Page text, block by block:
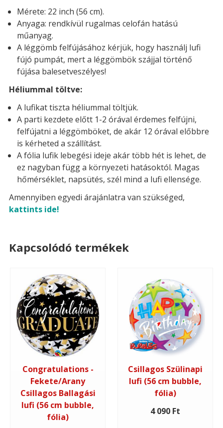
Mérete: 22 inch (56 cm).
Anyaga: rendkívül rugalmas celofán hatású
műanyag.
A léggömb felfújásához kérjük, hogy használj lufi
fújó pumpát, mert a léggömbök szájjal történő
fújása balesetveszélyes!
Héliummal töltve:
A lufikat tiszta héliummal töltjük.
A parti kezdete előtt 1-2 órával érdemes felfújni,
felfújatni a léggömböket, de akár 12 órával előbbre
is kérheted a szállítást.
A fólia lufik lebegési ideje akár több hét is lehet, de
ez nagyban függ a környezeti hatásoktól. Magas
hőmérséklet, napsütés, szél mind a lufi ellensége.
Amennyiben egyedi árajánlatra van szükséged,
kattints ide!
Kapcsolódó termékek
Congratulations -
Fekete/Arany
Csillagos Ballagási
lufi (56 cm bubble,
fólia)
Csillagos Szülinapi
lufi (56 cm bubble,
fólia)
4 090 Ft